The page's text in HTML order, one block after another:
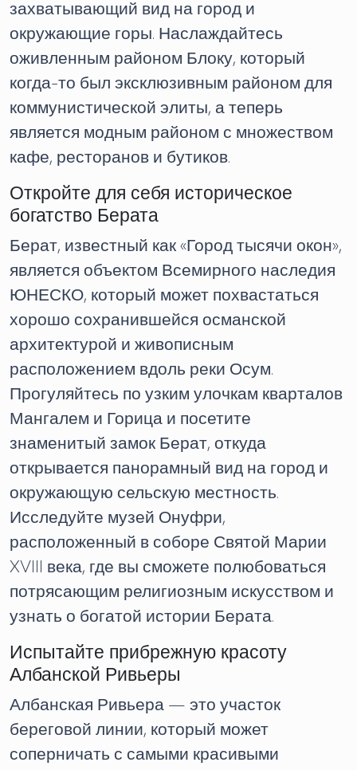
захватывающий вид на город и
окружающие горы. Наслаждайтесь
оживленным районом Блоку, который
когда-то был эксклюзивным районом для
коммунистической элиты, а теперь
является модным районом с множеством
кафе, ресторанов и бутиков.
Откройте для себя историческое
богатство Берата
Берат, известный как «Город тысячи окон»,
является объектом Всемирного наследия
ЮНЕСКО, который может похвастаться
хорошо сохранившейся османской
архитектурой и живописным
расположением вдоль реки Осум.
Прогуляйтесь по узким улочкам кварталов
Мангалем и Горица и посетите
знаменитый замок Берат, откуда
открывается панорамный вид на город и
окружающую сельскую местность.
Исследуйте музей Онуфри,
расположенный в соборе Святой Марии
XVIII века, где вы сможете полюбоваться
потрясающим религиозным искусством и
узнать о богатой истории Берата.
Испытайте прибрежную красоту
Албанской Ривьеры
Албанская Ривьера — это участок
береговой линии, который может
соперничать с самыми красивыми